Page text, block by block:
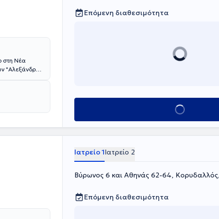
στη Νέα
"Αλεξάνδρα",
"ΚΑΤ" και
Από το
Κλινικής
Επόμενη διαθεσιμότητα
Κλείσε ραντεβού
Ιατρείο 1Ιατρείο 2
Βύρωνος 6 και Αθηνάς 62-64,
Επόμενη διαθεσιμότητα